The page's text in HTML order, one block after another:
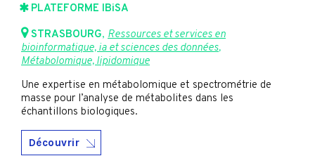
PLATEFORME IBiSA
STRASBOURG, Ressources et services en
bioinformatique, ia et sciences des données,
Métabolomique, lipidomique
Une expertise en métabolomique et spectrométrie de
masse pour l’analyse de métabolites dans les
échantillons biologiques.
Découvrir